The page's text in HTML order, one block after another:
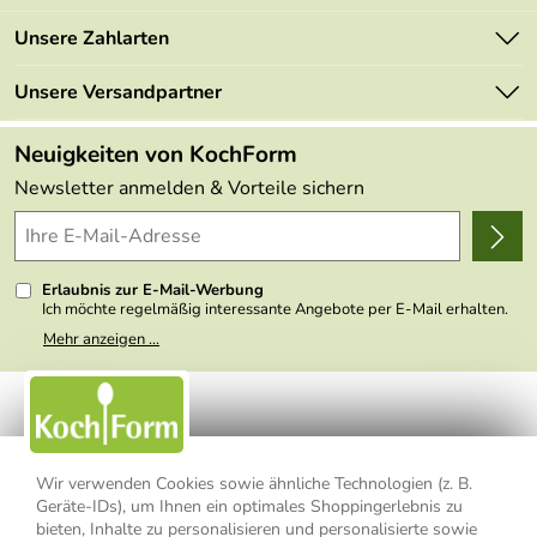
Wir verwenden Cookies sowie ähnliche Technologien (z. B.
Geräte-IDs), um Ihnen ein optimales Shoppingerlebnis zu
bieten, Inhalte zu personalisieren und personalisierte sowie
Mehrwertsteuerfrei
Retourenportal
FAQs
Lieferbedingungen
Delivery Terms
Kundenlogin
Marken
Angebote
Made in Germany
Themen
Wir über uns
Presse
Unsere Zahlarten
Unsere Versandpartner
Neuigkeiten von KochForm
Newsletter anmelden & Vorteile sichern
Erlaubnis zur E-Mail-Werbung
Ich möchte regelmäßig interessante Angebote per E-Mail erhalten.
Meine E-Mail-Adresse wird nicht an andere Unternehmen
weitergegeben. Zu statistischen Zwecken wird in anonymer Form
nicht erkennbar, welche konkrete Person geklickt hat. Diese
Einwilligung zur Nutzung meiner E-Mail- Adresse für Werbezwecke
kann ich jederzeit mit Wirkung für die Zukunft widerrufen, indem ich
den Link "Abmelden" am Ende des Newsletters anklicke oder die
Option Newsletter im Mitgliederbereich deaktiviere. Die
Mehr anzeigen ...
Impressum Datenschutzerklärung AGB